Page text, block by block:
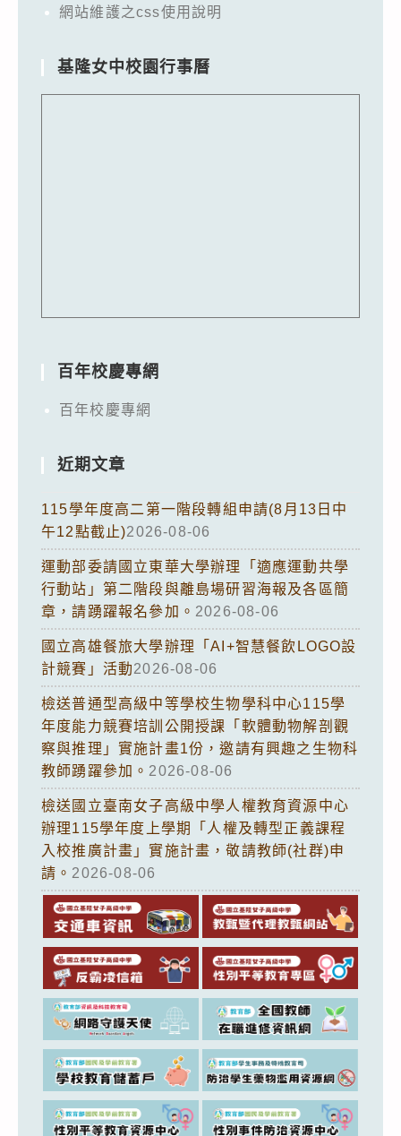
網站維護之css使用說明
基隆女中校園行事曆
百年校慶專網
百年校慶專網
近期文章
115學年度高二第一階段轉組申請(8月13日中
午12點截止)2026-08-06
運動部委請國立東華大學辦理「適應運動共學
行動站」第二階段與離島場研習海報及各區簡
章，請踴躍報名參加。 2026-08-06
國立高雄餐旅大學辦理「AI+智慧餐飲LOGO設
計競賽」活動2026-08-06
檢送普通型高級中等學校生物學科中心115學
年度能力競賽培訓公開授課「軟體動物解剖觀
察與推理」實施計畫1份，邀請有興趣之生物科
教師踴躍參加。 2026-08-06
檢送國立臺南女子高級中學人權教育資源中心
辦理115學年度上學期「人權及轉型正義課程
入校推廣計畫」實施計畫，敬請教師(社群)申
請。 2026-08-06